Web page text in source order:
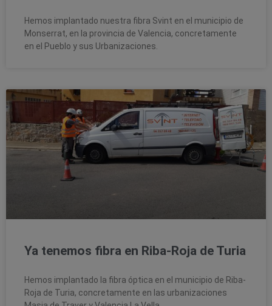
Hemos implantado nuestra fibra Svint en el municipio de
Monserrat, en la provincia de Valencia, concretamente
en el Pueblo y sus Urbanizaciones.
Ya tenemos fibra en Riba-Roja de Turia
Hemos implantado la fibra óptica en el municipio de Riba-
Roja de Turia, concretamente en las urbanizaciones